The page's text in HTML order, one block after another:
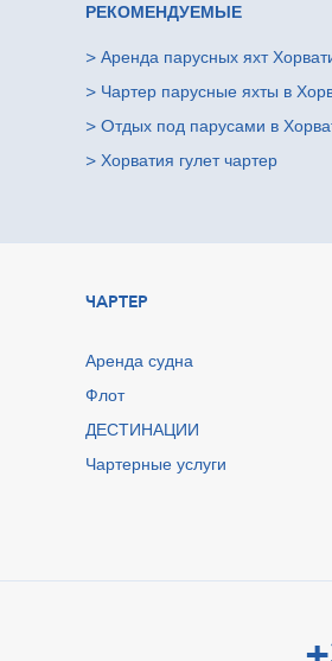
РЕКОМЕНДУЕМЫЕ
> Аренда парусных яхт
> Чартер парусные яхты в
> Oтдых под парусами в
> Хорватия гулет чартер
ЧАРТЕР
Аренда судна
Флот
ДЕСТИНАЦИИ
Чартерные услуги